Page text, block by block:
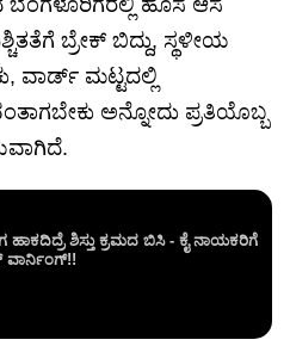
ಬೆಂಗಳೂರಿಗರಲ್ಲಿ ಹೊಸ ಆಸೆ
ಬ್ರೇಕ್ ಬಿದ್ದು, ಸ್ಥಳೀಯ
ವಾರ್ಡ್ ಮಟ್ಟದಲ್ಲಿ
ಅನ್ನೋದು ಪ್ರತಿಯೊಬ್ಬ
ಶಿಸ್ತು ಕ್ರಮದ ಬಿಸಿ - ಕೈ ನಾಯಕರಿಗೆ